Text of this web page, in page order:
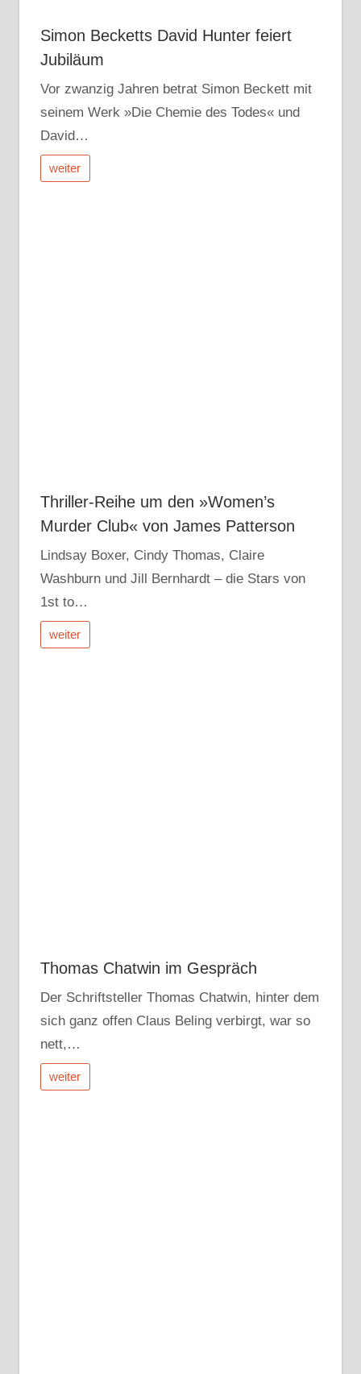
Simon Becketts David Hunter feiert
Jubiläum
Vor zwanzig Jahren betrat Simon Beckett mit
seinem Werk »Die Chemie des Todes« und
David…
weiter
Thriller-Reihe um den »Women’s
Murder Club« von James Patterson
Lindsay Boxer, Cindy Thomas, Claire
Washburn und Jill Bernhardt – die Stars von
1st to…
weiter
Thomas Chatwin im Gespräch
Der Schriftsteller Thomas Chatwin, hinter dem
sich ganz offen Claus Beling verbirgt, war so
nett,…
weiter